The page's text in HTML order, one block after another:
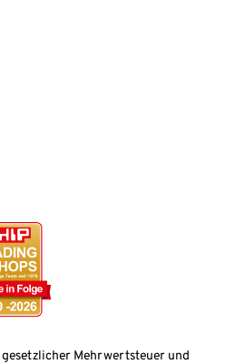
Mehrwertsteuer und